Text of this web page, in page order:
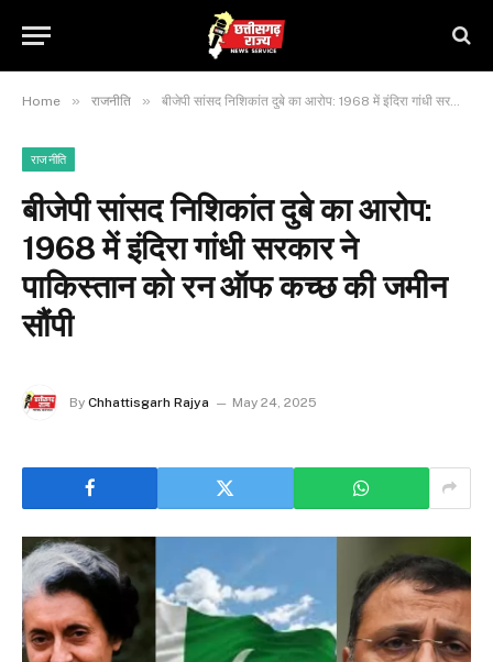
Home » राजनीति » बीजेपी सांसद निशिकांत दुबे का आरोप: 1968 में इंदिरा गांधी सरकार ने पाकिस्तान को रन ऑफ कच्छ की जमीन सौंपी
राजनीति
बीजेपी सांसद निशिकांत दुबे का आरोप:
1968 में इंदिरा गांधी सरकार ने
पाकिस्तान को रन ऑफ कच्छ की जमीन
सौंपी
By Chhattisgarh Rajya May 24, 2025